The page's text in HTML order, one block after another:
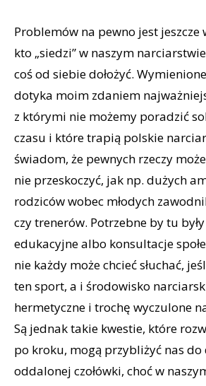
Problemów na pewno jest jeszcze
kto „siedzi” w naszym
coś od siebie dołożyć.
dotyka moim zdaniem
z którymi nie możemy poradzić
czasu i które trapią polskie
świadom, że pewnych rzeczy
nie przeskoczyć, jak np. dużych
rodziców wobec młodych
czy trenerów. Potrzebne by tu
edukacyjne albo konsultacje
nie każdy może chcieć słuchać,
ten sport, a i środowisko
hermetyczne i trochę wyczulone
Są jednak takie kwestie, które
po kroku, mogą przybliżyć nas do
oddalonej czołówki, choć w